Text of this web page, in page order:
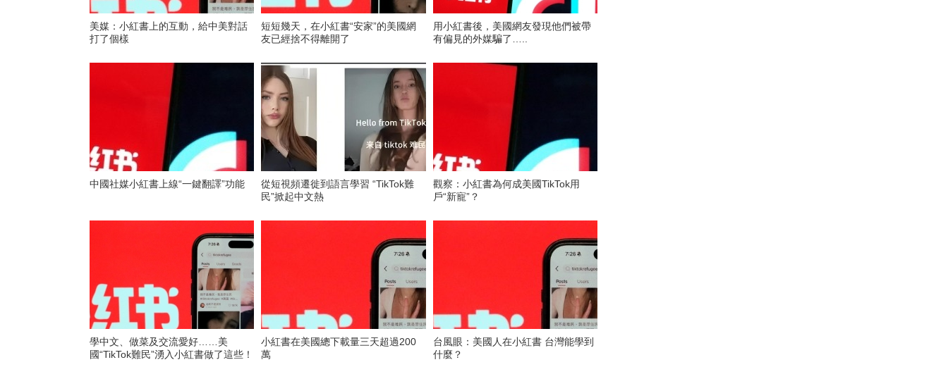
美媒：小紅書上的互動，給中美對話
打了個樣
短短幾天，在小紅書“安家”的美國網
友已經捨不得離開了
用小紅書後，美國網友發現他們被帶
有偏見的外媒騙了…..
中國社媒小紅書上線“一鍵翻譯”功能
從短視頻遷徙到語言學習 “TikTok難
民”掀起中文熱
觀察：小紅書為何成美國TikTok用
戶“新寵”？
學中文、做菜及交流愛好……美
國“TikTok難民”湧入小紅書做了這些！
小紅書在美國總下載量三天超過200
萬
台風眼：美國人在小紅書 台灣能學到
什麼？